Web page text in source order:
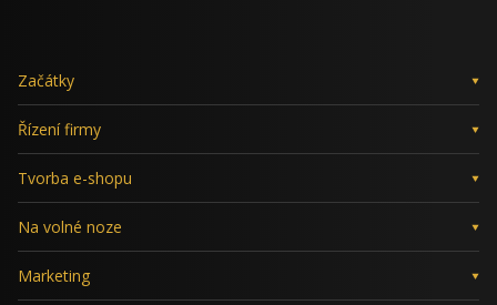
Začátky
Řízení firmy
Tvorba e-shopu
Na volné noze
Marketing